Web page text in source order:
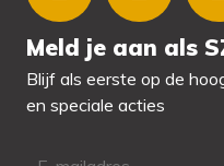
Meld je aan als
Blijf als eerste op de
en speciale acties